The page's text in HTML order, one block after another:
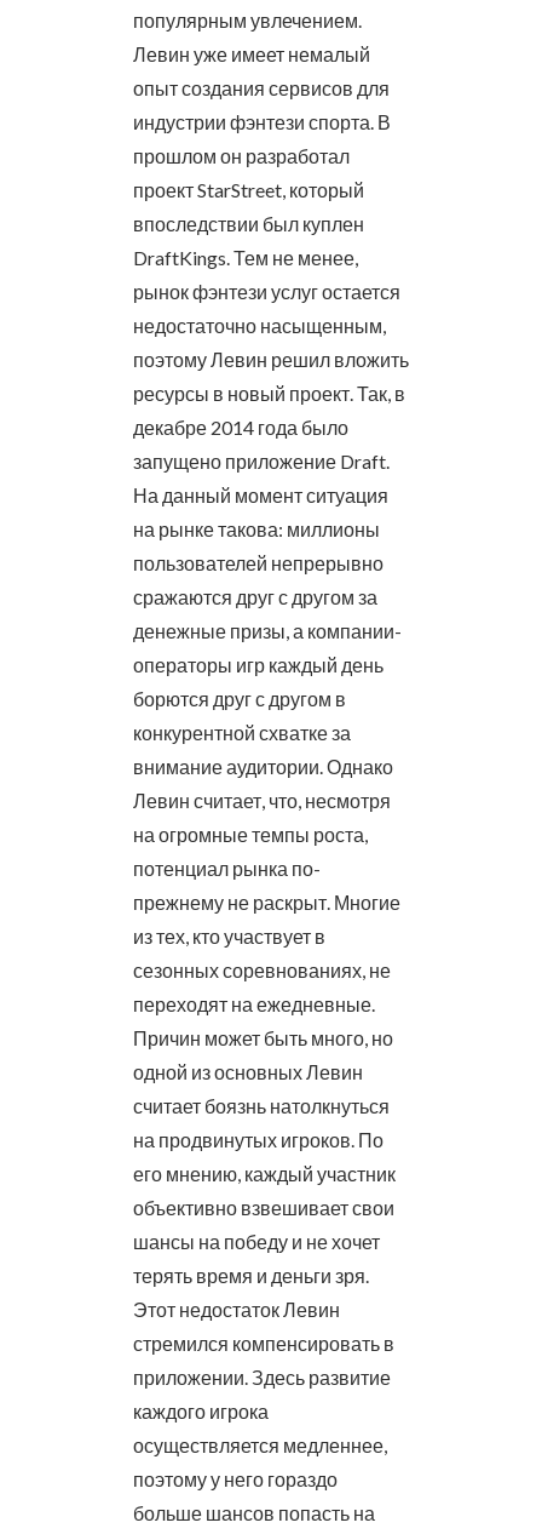
популярным увлечением.
Левин уже имеет немалый
опыт создания сервисов для
индустрии фэнтези спорта. В
прошлом он разработал
проект StarStreet, который
впоследствии был куплен
DraftKings. Тем не менее,
рынок фэнтези услуг остается
недостаточно насыщенным,
поэтому Левин решил вложить
ресурсы в новый проект. Так, в
декабре 2014 года было
запущено приложение Draft.
На данный момент ситуация
на рынке такова: миллионы
пользователей непрерывно
сражаются друг с другом за
денежные призы, а компании-
операторы игр каждый день
борются друг с другом в
конкурентной схватке за
внимание аудитории. Однако
Левин считает, что, несмотря
на огромные темпы роста,
потенциал рынка по-
прежнему не раскрыт. Многие
из тех, кто участвует в
сезонных соревнованиях, не
переходят на ежедневные.
Причин может быть много, но
одной из основных Левин
считает боязнь натолкнуться
на продвинутых игроков. По
его мнению, каждый участник
объективно взвешивает свои
шансы на победу и не хочет
терять время и деньги зря.
Этот недостаток Левин
стремился компенсировать в
приложении. Здесь развитие
каждого игрока
осуществляется медленнее,
поэтому у него гораздо
больше шансов попасть на